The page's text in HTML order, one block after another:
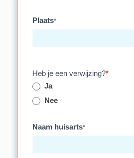
Plaats*
Heb je een verwijzing?*
Ja
Nee
Naam huisarts*